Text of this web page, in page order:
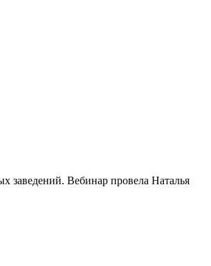
заведений. Вебинар провела Наталья